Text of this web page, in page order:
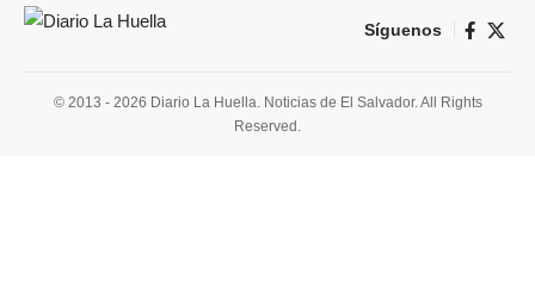
Síguenos
© 2013 - 2026 Diario La Huella. Noticias de El Salvador. All Rights
Reserved.